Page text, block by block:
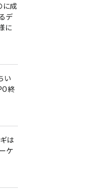
に成
デ
に
い
終
は
ケ